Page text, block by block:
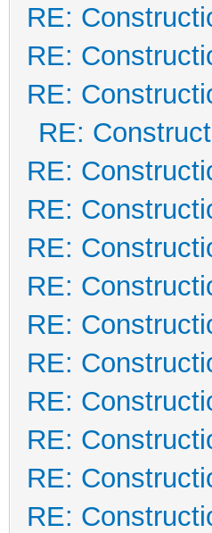
RE:
RE:
RE:
RE:
RE:
RE:
RE:
RE:
RE:
RE:
RE:
RE:
RE:
RE: